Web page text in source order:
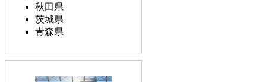
秋田県
茨城県
青森県